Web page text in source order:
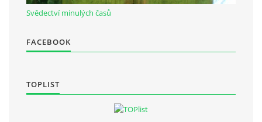
723 967 851
Svědectví minulých časů
FACEBOOK
TOPLIST